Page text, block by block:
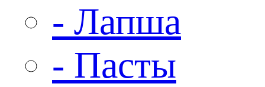
- Лапша
- Пасты